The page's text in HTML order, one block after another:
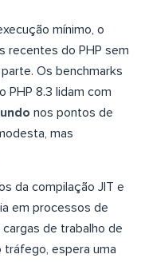
mínimo, o
recentes do PHP sem
Os benchmarks
PHP 8.3 lidam com
nos pontos de
mas
da compilação JIT e
em processos de
de trabalho de
tráfego, espera uma